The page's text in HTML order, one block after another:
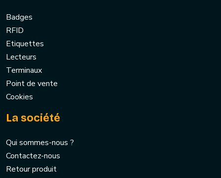
Badges
RFID
Etiquettes
Lecteurs
Terminaux
Point de vente
Cookies
La société
Qui sommes-nous ?
Contactez-nous
Retour produit